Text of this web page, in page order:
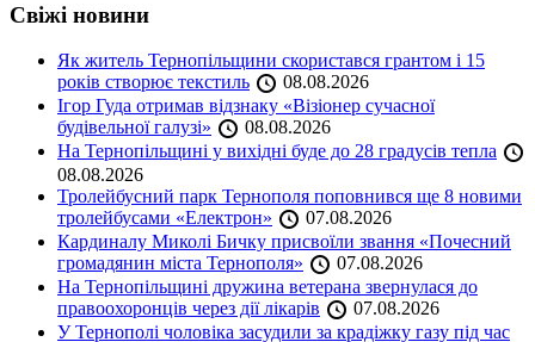
Свіжі новини
Як житель Тернопільщини скористався грантом і 15
років створює текстиль
08.08.2026
Ігор Гуда отримав відзнаку «Візіонер сучасної
будівельної галузі»
08.08.2026
На Тернопільщині у вихідні буде до 28 градусів тепла
08.08.2026
Тролейбусний парк Тернополя поповнився ще 8 новими
тролейбусами «Електрон»
07.08.2026
Кардиналу Миколі Бичку присвоїли звання «Почесний
громадянин міста Тернополя»
07.08.2026
На Тернопільщині дружина ветерана звернулася до
правоохоронців через дії лікарів
07.08.2026
У Тернополі чоловіка засудили за крадіжку газу під час